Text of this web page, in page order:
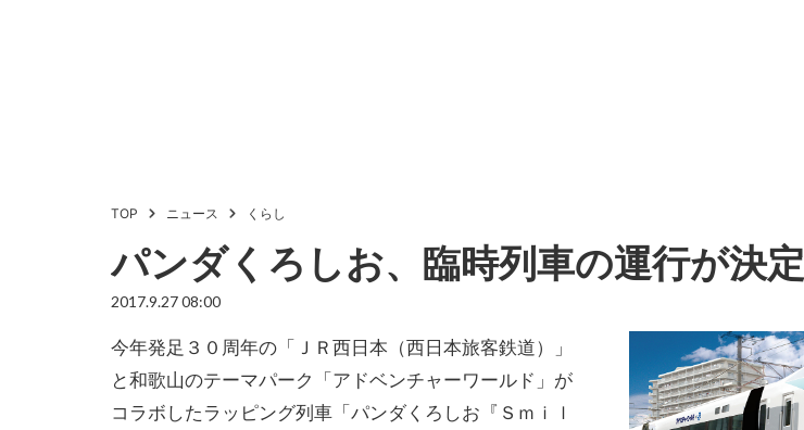
TOP ニュース くらし
パンダくろしお、臨時列車の運行が決定
2017.9.27 08:00
今年発足３０周年の「ＪＲ西日本（西日本旅客鉄道）」
と和歌山のテーマパーク「アドベンチャーワールド」が
コラボしたラッピング列車「パンダくろしお『Ｓｍｉｌ